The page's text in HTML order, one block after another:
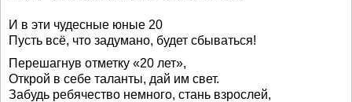
И в эти чудесные юные 20
Пусть всё, что задумано, будет сбываться!
Перешагнув отметку «20 лет»,
Открой в себе таланты, дай им свет.
Забудь ребячество немного, стань взрослей,